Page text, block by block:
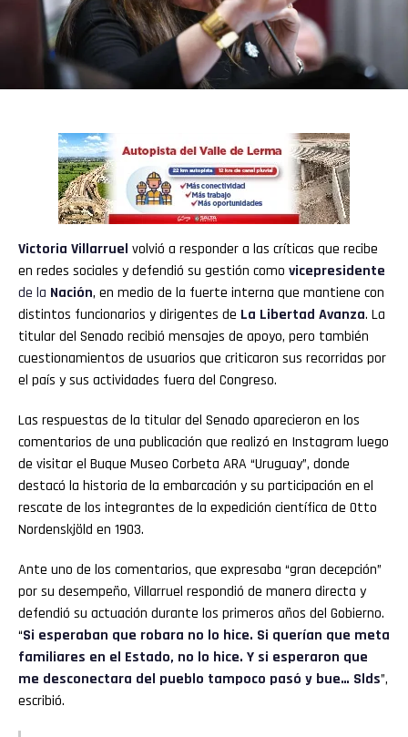
Victoria Villarruel volvió a responder a las críticas que recibe
en redes sociales y defendió su gestión como vicepresidente
de la Nación, en medio de la fuerte interna que mantiene con
distintos funcionarios y dirigentes de La Libertad Avanza. La
titular del Senado recibió mensajes de apoyo, pero también
cuestionamientos de usuarios que criticaron sus recorridas por
el país y sus actividades fuera del Congreso.
Las respuestas de la titular del Senado aparecieron en los
comentarios de una publicación que realizó en Instagram luego
de visitar el Buque Museo Corbeta ARA “Uruguay”, donde
destacó la historia de la embarcación y su participación en el
rescate de los integrantes de la expedición científica de Otto
Nordenskjöld en 1903.
Ante uno de los comentarios, que expresaba “gran decepción”
por su desempeño, Villarruel respondió de manera directa y
defendió su actuación durante los primeros años del Gobierno.
“Si esperaban que robara no lo hice. Si querían que meta
familiares en el Estado, no lo hice. Y si esperaron que
me desconectara del pueblo tampoco pasó y bue… Slds”,
escribió.